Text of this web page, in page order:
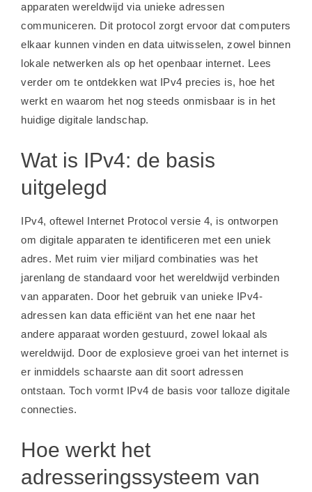
apparaten wereldwijd via unieke adressen
communiceren. Dit protocol zorgt ervoor dat computers
elkaar kunnen vinden en data uitwisselen, zowel binnen
lokale netwerken als op het openbaar internet. Lees
verder om te ontdekken wat IPv4 precies is, hoe het
werkt en waarom het nog steeds onmisbaar is in het
huidige digitale landschap.
Wat is IPv4: de basis
uitgelegd
IPv4, oftewel Internet Protocol versie 4, is ontworpen
om digitale apparaten te identificeren met een uniek
adres. Met ruim vier miljard combinaties was het
jarenlang de standaard voor het wereldwijd verbinden
van apparaten. Door het gebruik van unieke IPv4-
adressen kan data efficiënt van het ene naar het
andere apparaat worden gestuurd, zowel lokaal als
wereldwijd. Door de explosieve groei van het internet is
er inmiddels schaarste aan dit soort adressen
ontstaan. Toch vormt IPv4 de basis voor talloze digitale
connecties.
Hoe werkt het
adresseringssysteem van